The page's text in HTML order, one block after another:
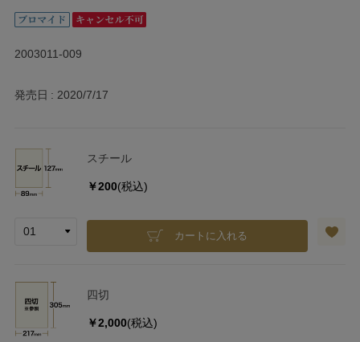
2003011-009
発売日 2020/7/17
スチール
￥200(税込)
カートに入れる
四切
￥2,000(税込)